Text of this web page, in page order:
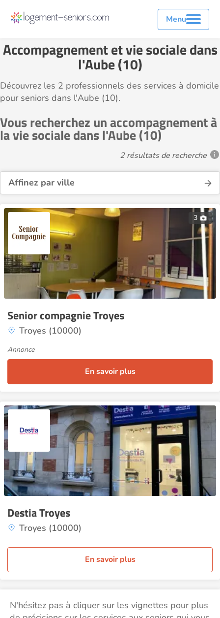
Menu
Accompagnement et vie sociale dans
l'Aube (10)
Découvrez les 2 professionnels des services à domicile
pour seniors dans l'Aube (10).
Vous recherchez un accompagnement à
la vie sociale dans l'Aube (10)
2 résultats de recherche
Affinez par ville
3
Senior compagnie Troyes
Troyes (10000)
Annonce
En savoir plus
Destia Troyes
Troyes (10000)
En savoir plus
N'hésitez pas à cliquer sur les vignettes pour plus